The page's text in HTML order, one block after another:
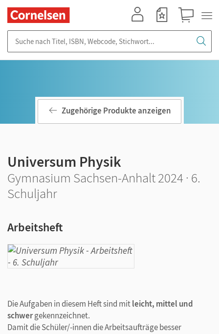
Zugehörige Produkte anzeigen
Universum Physik
Gymnasium Sachsen-Anhalt 2024 · 6.
Schuljahr
Arbeitsheft
Die Aufgaben in diesem Heft sind mitleicht, mittel und
schwergekennzeichnet.
Damit die Schüler/-innen die Arbeitsaufträge besser